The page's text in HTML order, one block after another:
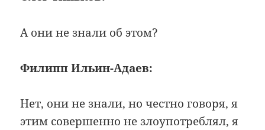
А они не знали об этом?
Филипп Ильин-Адаев:
Нет, они не знали, но честно говоря, я
этим совершенно не злоупотреблял, я